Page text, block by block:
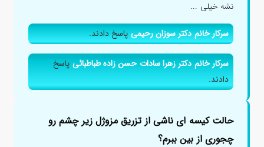
نشه خیلی ...
سرکار خانم دکتر سوزان رحیمیپاسخ دادند.
سرکار خانم دکتر زهرا سادات حسن زاده طباطبائی پاسخ
دادند.
حالت کیسه ای ناشی از تزریق مزوژل زیر چشم رو
چجوری از بین ببرم؟